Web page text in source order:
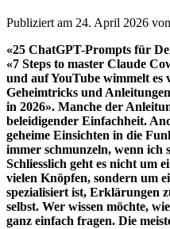
Publiziert am 24. April 2026
«25 ChatGPT-Prompts für
«7 Steps to master Claude
und auf YouTube wimmelt es
Geheimtricks und
in 2026». Manche der
beleidigender Einfachheit.
geheime Einsichten in die
immer schmunzeln, wenn ich
Schliesslich geht es nicht um
vielen Knöpfen, sondern um
spezialisiert ist, Erklärungen
selbst. Wer wissen möchte,
ganz einfach fragen. Die